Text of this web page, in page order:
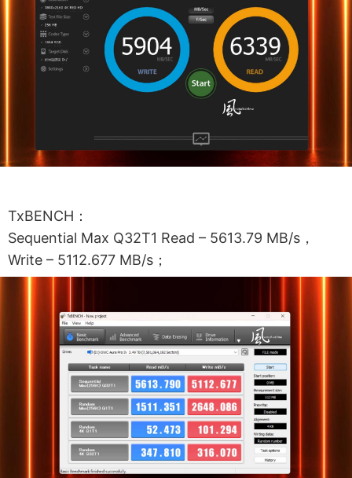
TxBENCH：
Sequential Max Q32T1 Read – 5613.79 MB/s，
Write – 5112.677 MB/s；